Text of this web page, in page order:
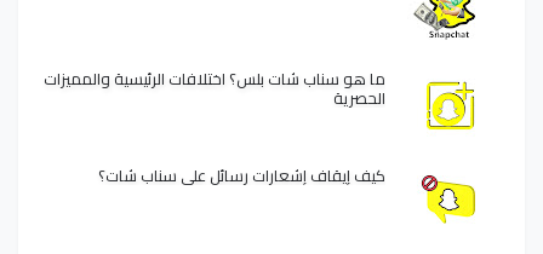
ما هو سناب شات بلس؟ اختلافات الرئيسية والمميزات
الحصرية
كيف إيقاف إشعارات رسائل على سناب شات؟